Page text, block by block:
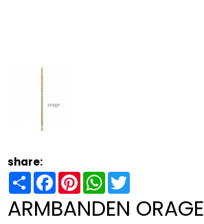
share:
ShareFacebookPinterestWhatsApp
ARMBANDEN ORAGE